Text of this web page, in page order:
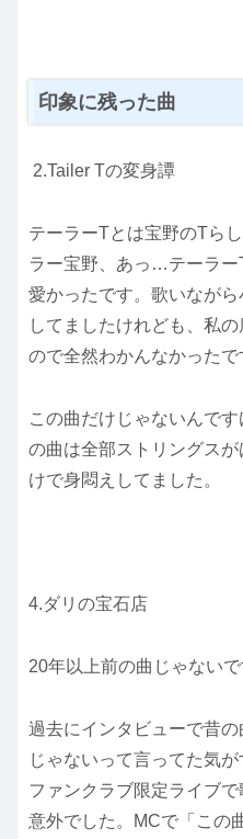
印象に残った曲
2.Tailer Tの変身譚
テーラーTとは宝野のTら
ラー宝野、あっ…テーラ
愛かったです。歌いなが
してましたけれども、私
ので全然わかんなかったで
この曲だけじゃないんで
の曲は全部ストリングス
けで身悶えしてました。
4.ダリの宝石店
20年以上前の曲じゃない
過去にインタビューで昔
じゃないって言ってた気
ファンクラブ限定ライブ
意外でした。MCで「この